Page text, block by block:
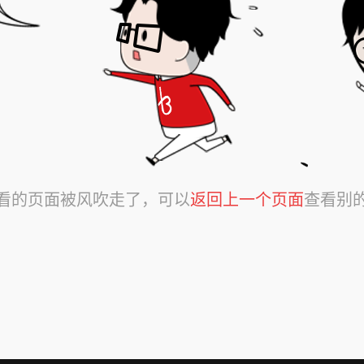
的页面被风吹走了，可以返回上一个页面查看别